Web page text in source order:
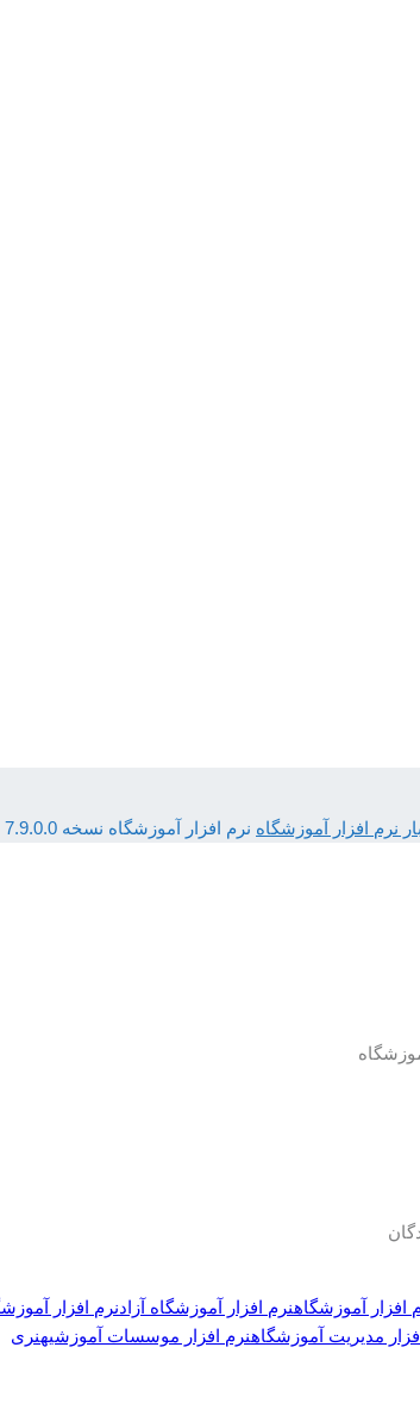
نرم افزار آموزشگاه نرم افزار آموزشگاه نسخه 7.9.0.0
افزار آموزشگاهنرم افزار آموزشگاه آزادنرم افزار
مدیریت آموزشگاهنرم افزار موسسات آموزشیهنری